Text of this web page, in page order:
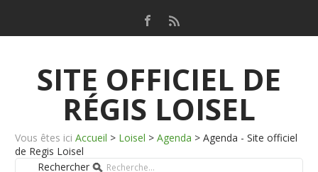
SITE OFFICIEL DE
RÉGIS LOISEL
Vous êtes ici Accueil > Loisel > Agenda > Agenda - Site officiel
de Regis Loisel
Rechercher